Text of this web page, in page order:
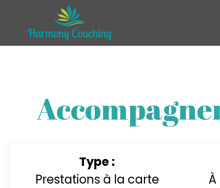
Type :
Prestations à la carte